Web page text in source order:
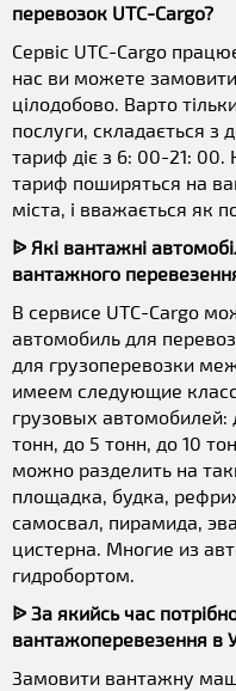
перевозок UTC-Cargo?
Сервіс UTC-Cargo
нас ви можете
цілодобово. Варто
послуги, складається з
тариф діє з 6: 00-21: 00.
тариф поширяться на
міста, і вважається як
ᐉ Які вантажні
вантажного
В сервисе UTC-Cargo
автомобиль для
для грузоперевозки
имеем следующие
грузовых автомобилей:
тонн, до 5 тонн, до 10
можно разделить на
площадка, будка,
самосвал, пирамида,
цистерна. Многие из
гидробортом.
ᐉ За якийсь час
вантажоперевезення в
Замовити вантажну